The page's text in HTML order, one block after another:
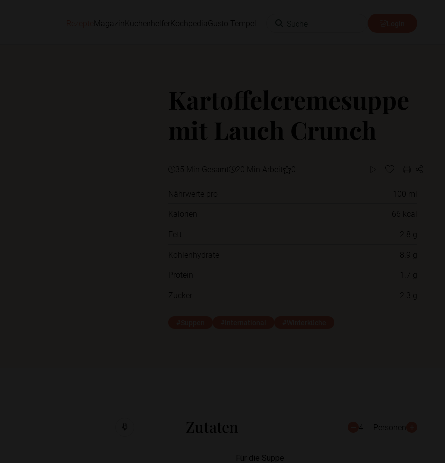
Magazin Küchenhelfer Kochpedia Gusto Tempel
Kartoffelcremesuppe
mit Lauch Crunch
35 Min Gesamt 20 Min Arbeit 0
Nährwerte pro
100 ml
Kalorien
66 kcal
Fett
2.8 g
Kohlenhydrate
8.9 g
Protein
1.7 g
Zucker
2.3 g
Zutaten 4 Personen
Für die Suppe